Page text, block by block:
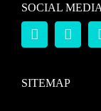
SOCIAL MEDIA
SITEMAP